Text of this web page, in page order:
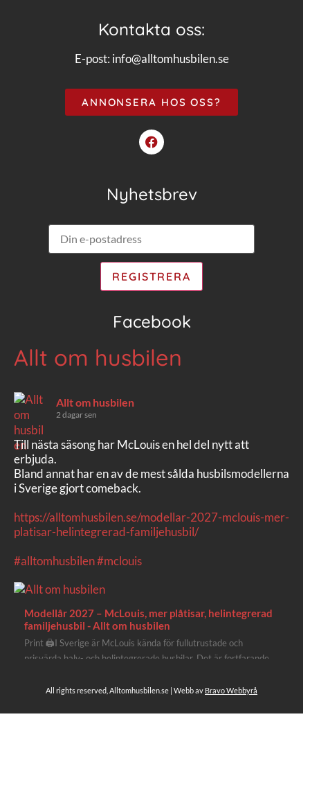
Kontakta oss:
E-post: info@alltomhusbilen.se
ANNONSERA HOS OSS?
Nyhetsbrev
Facebook
Allt om husbilen
Allt om husbilen
2 dagar sen
Till nästa säsong har McLouis en hel del nytt att
erbjuda.
Bland annat har en av de mest sålda husbilsmodellerna
i Sverige gjort comeback.
https://alltomhusbilen.se/modellar-2027-mclouis-mer-
platisar-helintegrerad-familjehusbil/
#alltomhusbilen#mclouis
Modellår 2027 – McLouis, mer plåtisar, helintegrerad
familjehusbil - Allt om husbilen
Print 🖨I Sverige är McLouis kända för fullutrustade och
prisvärda halv- och helintegrerade husbilar. Det är fortfarande
plåtisutbud lite extra kärlek med hela 3 nya utrustningsnivåer.
All rights reserved, Alltomhusbilen.se | Webb av Bravo Webbyrå